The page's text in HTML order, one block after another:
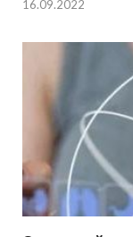
16.09.2022